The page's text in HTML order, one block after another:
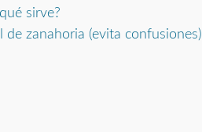
sirve?
de zanahoria (evita confusiones)